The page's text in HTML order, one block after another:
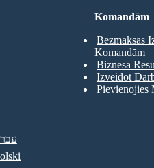
Komandām
Bezmaksas
Komandām
Biznesa
Izveidot
Pievienojies